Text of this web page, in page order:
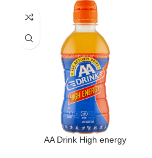
AA Drink High energy